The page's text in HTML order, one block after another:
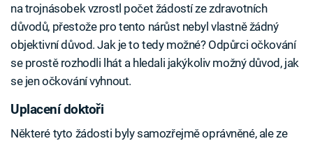
na trojnásobek vzrostl počet žádostí ze zdravotních
důvodů, přestože pro tento nárůst nebyl vlastně žádný
objektivní důvod. Jak je to tedy možné? Odpůrci očkování
se prostě rozhodli lhát a hledali jakýkoliv možný důvod, jak
se jen očkování vyhnout.
Uplacení doktoři
Některé tyto žádosti byly samozřejmě oprávněné, ale ze